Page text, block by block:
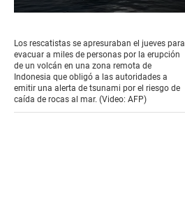
of
1
minute,
20
seconds
Los rescatistas se apresuraban el jueves para
evacuar a miles de personas por la erupción
de un volcán en una zona remota de
Indonesia que obligó a las autoridades a
emitir una alerta de tsunami por el riesgo de
caída de rocas al mar. (Video: AFP)